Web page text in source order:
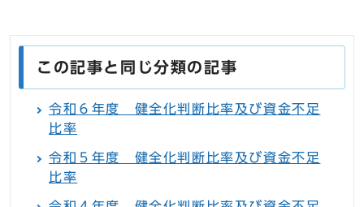
この記事と同じ分類の記事
令和６年度 健全化判断比率及び資金不足
比率
令和５年度 健全化判断比率及び資金不足
比率